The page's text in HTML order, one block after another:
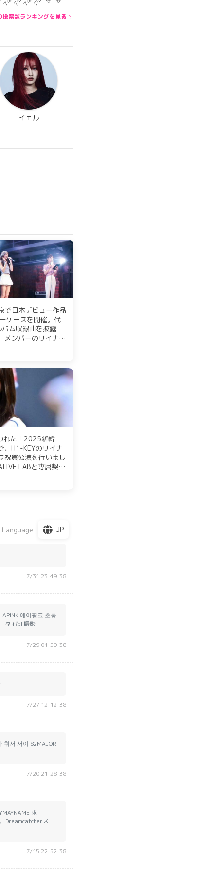
票数ランキングを見る
イェル
で日本デビュー作品
ケースを開催。代
ム収録曲を披露
メンバーのリイナは
れた「2025新韓
、H1-KEYのリイナ
祝賀公演を行いまし
LABと専属契約
Language JP
7/31 23:49:38
에이핑크 초롱
タ 代理撮影
7/29 01:59:38
7/27 12:12:38
휘서 서이 82MAJOR
7/20 21:28:38
求
Dreamcatcherス
7/15 22:52:38